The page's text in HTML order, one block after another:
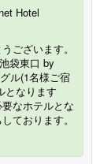
Hotel
ございます。
袋東口 by
ル(1名様ご宿
となります
なホテルとな
ております。